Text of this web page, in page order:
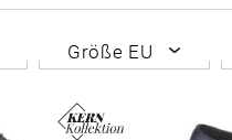
Größe EU
47